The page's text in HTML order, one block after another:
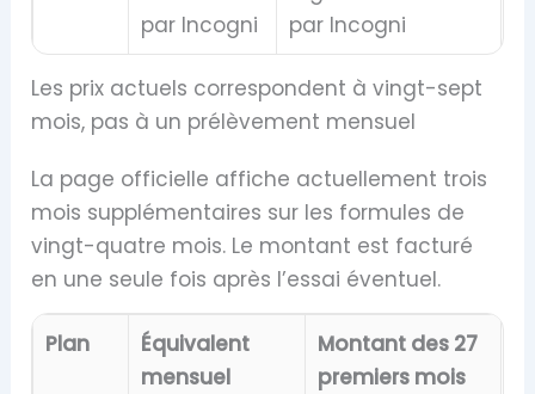
par Incogni
par Incogni
Les prix actuels correspondent à vingt-sept
mois, pas à un prélèvement mensuel
La page officielle affiche actuellement trois
mois supplémentaires sur les formules de
vingt-quatre mois. Le montant est facturé
en une seule fois après l’essai éventuel.
Plan
Équivalent
mensuel
Montant des 27
premiers mois